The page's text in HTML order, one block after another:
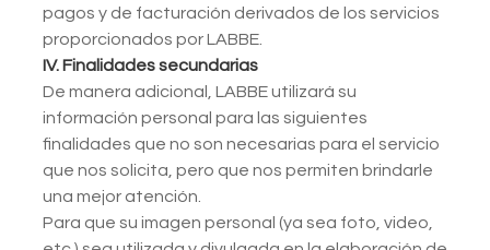
pagos y de facturación derivados de los servicios
proporcionados por LABBE.
IV. Finalidades secundarias
De manera adicional, LABBE utilizará su
información personal para las siguientes
finalidades que no son necesarias para el servicio
que nos solicita, pero que nos permiten brindarle
una mejor atención.
Para que su imagen personal (ya sea foto, video,